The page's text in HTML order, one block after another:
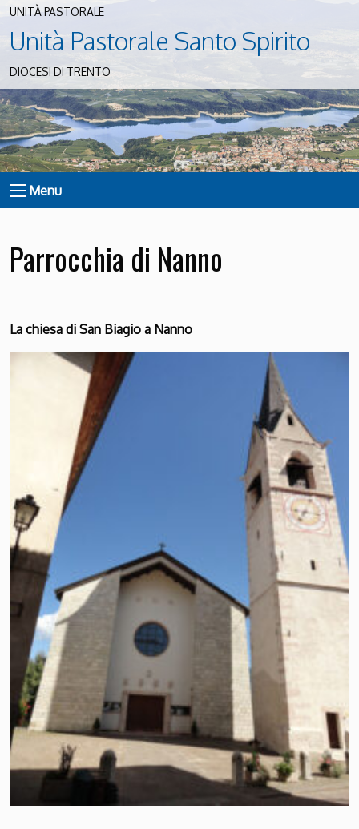
UNITÀ PASTORALE
Unità Pastorale Santo Spirito
DIOCESI DI TRENTO
Menu
Parrocchia di Nanno
La chiesa di San Biagio a Nanno